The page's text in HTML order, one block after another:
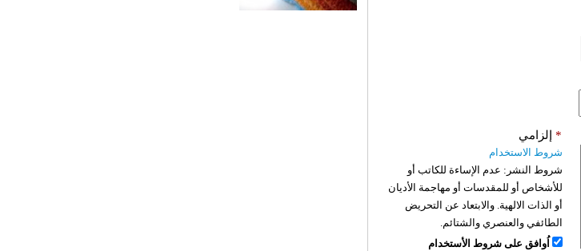
إلزامي *
شروط الاستخدام
شروط النشر: عدم الإساءة للكاتب أو
للأشخاص أو للمقدسات أو مهاجمة الأديان
أو الذات الالهية. والابتعاد عن التحريض
الطائفي والعنصري والشتائم.
اُوافق على شروط الأستخدام